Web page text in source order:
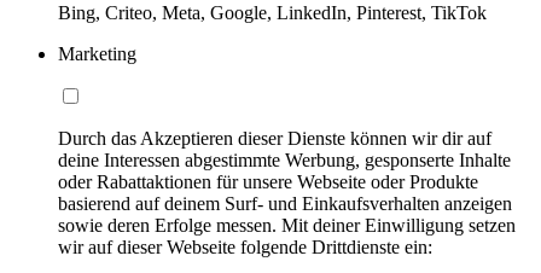
Bing, Criteo, Meta, Google, LinkedIn, Pinterest, TikTok
Marketing
Durch das Akzeptieren dieser Dienste können wir dir auf
deine Interessen abgestimmte Werbung, gesponserte Inhalte
oder Rabattaktionen für unsere Webseite oder Produkte
basierend auf deinem Surf- und Einkaufsverhalten anzeigen
sowie deren Erfolge messen. Mit deiner Einwilligung setzen
wir auf dieser Webseite folgende Drittdienste ein: